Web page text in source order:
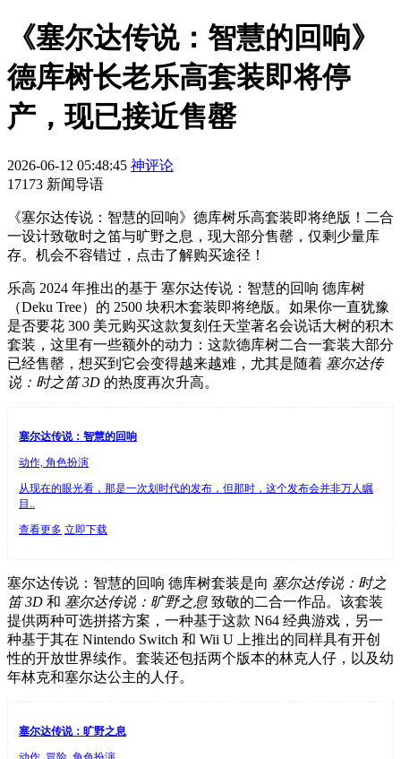
《塞尔达传说：智慧的回响》
德库树长老乐高套装即将停
产，现已接近售罄
2026-06-12 05:48:45 神评论
17173 新闻导语
《塞尔达传说：智慧的回响》德库树乐高套装即将绝版！二合
一设计致敬时之笛与旷野之息，现大部分售罄，仅剩少量库
存。机会不容错过，点击了解购买途径！
乐高 2024 年推出的基于 塞尔达传说：智慧的回响 德库树
（Deku Tree）的 2500 块积木套装即将绝版。如果你一直犹豫
是否要花 300 美元购买这款复刻任天堂著名会说话大树的积木
套装，这里有一些额外的动力：这款德库树二合一套装大部分
已经售罄，想买到它会变得越来越难，尤其是随着 塞尔达传
说：时之笛 3D 的热度再次升高。
塞尔达传说：智慧的回响
动作, 角色扮演
从现在的眼光看，那是一次划时代的发布，但那时，这个发布会并非万人瞩
目..
查看更多 立即下载
塞尔达传说：智慧的回响 德库树套装是向 塞尔达传说：时之
笛 3D 和 塞尔达传说：旷野之息 致敬的二合一作品。该套装
提供两种可选拼搭方案，一种基于这款 N64 经典游戏，另一
种基于其在 Nintendo Switch 和 Wii U 上推出的同样具有开创
性的开放世界续作。套装还包括两个版本的林克人仔，以及幼
年林克和塞尔达公主的人仔。
塞尔达传说：旷野之息